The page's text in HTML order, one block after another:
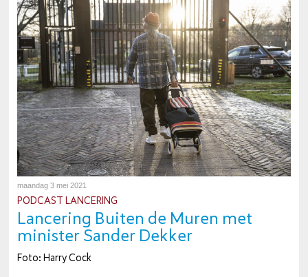
maandag 3 mei 2021
PODCAST LANCERING
Lancering Buiten de Muren met
minister Sander Dekker
Foto: Harry Cock